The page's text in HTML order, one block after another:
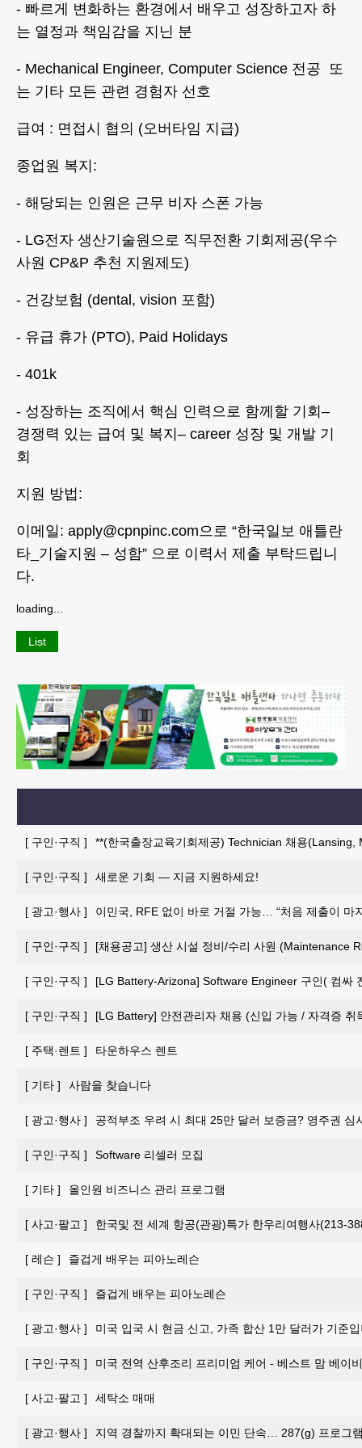
- 빠르게 변화하는 환경에서 배우고 성장하고자 하
는 열정과 책임감을 지닌 분
- Mechanical Engineer, Computer Science 전공 또
는 기타 모든 관련 경험자 선호
급여 : 면접시 협의 (오버타임 지급)
종업원 복지:
- 해당되는 인원은 근무 비자 스폰 가능
- LG전자 생산기술원으로 직무전환 기회제공(우수
사원 CP&P 추천 지원제도)
- 건강보험 (dental, vision 포함)
- 유급 휴가 (PTO), Paid Holidays
- 401k
- 성장하는 조직에서 핵심 인력으로 함께할 기회–
경쟁력 있는 급여 및 복지– career 성장 및 개발 기
회
지원 방법:
이메일: apply@cpnpinc.com으로 “한국일보 애틀란
타_기술지원 – 성함” 으로 이력서 제출 부탁드립니
다.
loading...
List
[ 구인·구직 ] **(한국출장교육기회제공) Technician 채용(Lansing,
[ 구인·구직 ] 새로운 기회 — 지금 지원하세요!
[ 광고·행사 ] 이민국, RFE 없이 바로 거절 가능… “처음 제출이 마
[ 구인·구직 ] [채용공고] 생산 시설 정비/수리 사원 (Maintenance
[ 구인·구직 ] [LG Battery-Arizona] Software Engineer 구인( 컴싸
[ 구인·구직 ] [LG Battery] 안전관리자 채용 (신입 가능 / 자격증 취
[ 주택·렌트 ] 타운하우스 렌트
[ 기타 ] 사람을 찾습니다
[ 광고·행사 ] 공적부조 우려 시 최대 25만 달러 보증금? 영주권 심
[ 구인·구직 ] Software 리셀러 모집
[ 기타 ] 올인원 비즈니스 관리 프로그램
[ 사고·팔고 ] 한국및 전 세계 항공(관광)특가 한우리여행사(213-
[ 레슨 ] 즐겁게 배우는 피아노레슨
[ 구인·구직 ] 즐겁게 배우는 피아노레슨
[ 광고·행사 ] 미국 입국 시 현금 신고, 가족 합산 1만 달러가 기준
[ 구인·구직 ] 미국 전역 산후조리 프리미엄 케어 - 베스트 맘 베이
[ 사고·팔고 ] 세탁소 매매
[ 광고·행사 ] 지역 경찰까지 확대되는 이민 단속… 287(g) 프로그